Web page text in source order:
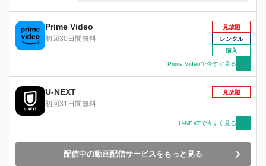
クヒは復讐を実行。しかしその後、スクヒは国家
組織に拘束されてしまい、ミッションを10年間つ
とめたのち自由の身になるという条件のもと、国
家直属の暗殺者として第２の人生を歩み始める。
やがて新たに運命の男性に出会い幸せを誓うが、
結婚式の日に新たなミッションが降りかかり
Prime Video
初回30日間無料
見放題
レンタル
購入
Prime Videoで今すぐ見る
U-NEXT
初回31日間無料
見放題
U-NEXTで今すぐ見る
配信中の動画配信サービスをもっと見る